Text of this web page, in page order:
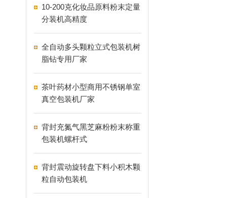
10-200克化妆品原料粉末定量
分装机高精度
全自动多头颗粒立式包装机树
脂钻专用厂家
茶叶药材小型商用不锈钢单室
真空包装机厂家
背封充氮气黑芝麻粉粉末称重
包装机螺杆式
背封震动旋转盘下料小积木颗
粒自动包装机